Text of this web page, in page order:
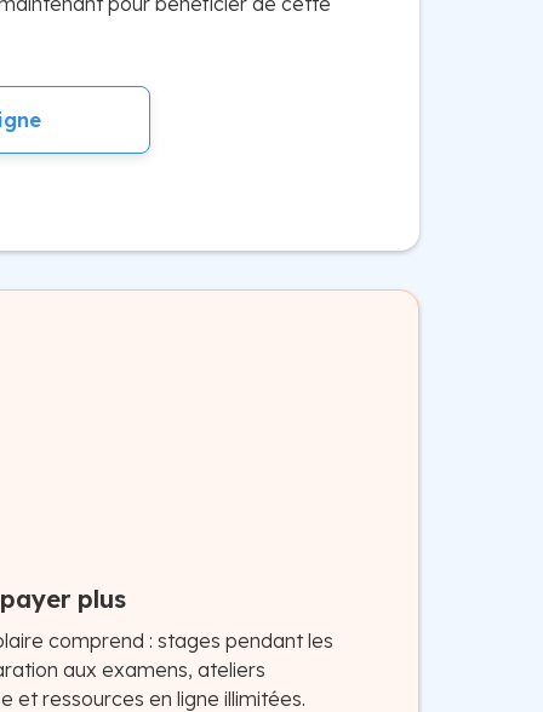
plus
comprend : stages pendant les
aux examens, ateliers
et ressources en ligne illimitées.